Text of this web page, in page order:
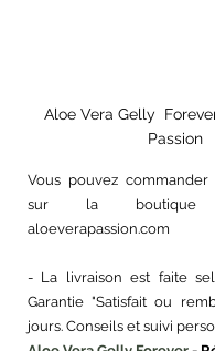
Aloe Vera Gelly
Passion
Vous pouvez commander
sur la
aloeverapassion.com
- La livraison est faite
Garantie "Satisfait ou
jours. Conseils et suivi